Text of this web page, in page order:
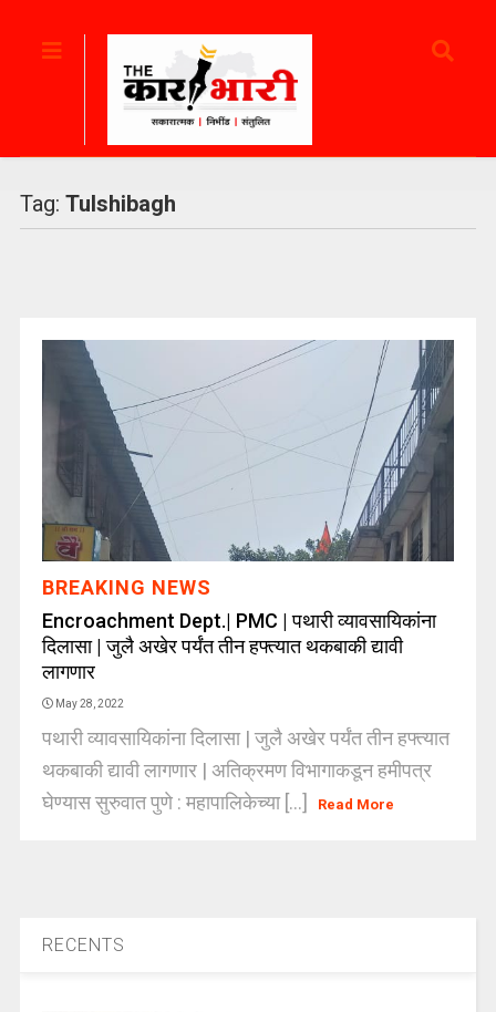
Tag: Tulshibagh
BREAKING NEWS
Encroachment Dept.| PMC | पथारी व्यावसायिकांना
दिलासा | जुलै अखेर पर्यंत तीन हफ्त्यात थकबाकी द्यावी
लागणार
May 28, 2022
पथारी व्यावसायिकांना दिलासा | जुलै अखेर पर्यंत तीन हफ्त्यात
थकबाकी द्यावी लागणार | अतिक्रमण विभागाकडून हमीपत्र
घेण्यास सुरुवात पुणे : महापालिकेच्या [...]
Read More
RECENTS